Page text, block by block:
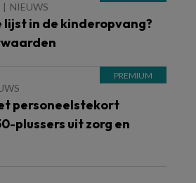
NIEUWS
in de kinderopvang?
personeelstekort
plussers uit zorg en